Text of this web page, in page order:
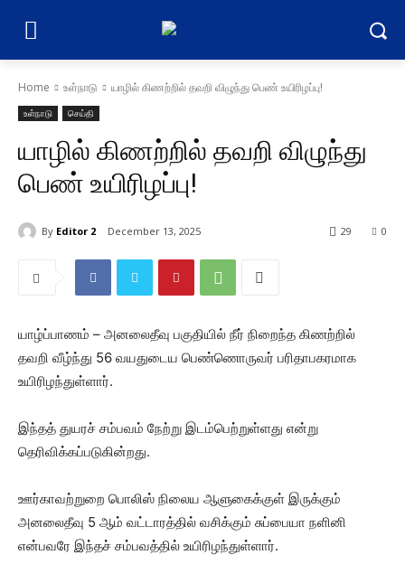
Home உள்நாடு யாழில் கிணற்றில் தவறி விழுந்து பெண் உயிரிழப்பு!
உள்நாடு செய்தி
யாழில் கிணற்றில் தவறி விழுந்து
பெண் உயிரிழப்பு!
By Editor 2 December 13, 2025 0
29
யாழ்ப்பாணம் – அனலைதீவு பகுதியில் நீர் நிறைந்த கிணற்றில்
தவறி வீழ்ந்து 56 வயதுடைய பெண்ணொருவர் பரிதாபகரமாக
உயிரிழந்துள்ளார்.
இந்தத் துயரச் சம்பவம் நேற்று இடம்பெற்றுள்ளது என்று
தெரிவிக்கப்படுகின்றது.
ஊர்காவற்றுறை பொலிஸ் நிலைய ஆளுகைக்குள் இருக்கும்
அனலைதீவு 5 ஆம் வட்டாரத்தில் வசிக்கும் சுப்பையா நளினி
என்பவரே இந்தச் சம்பவத்தில் உயிரிழந்துள்ளார்.